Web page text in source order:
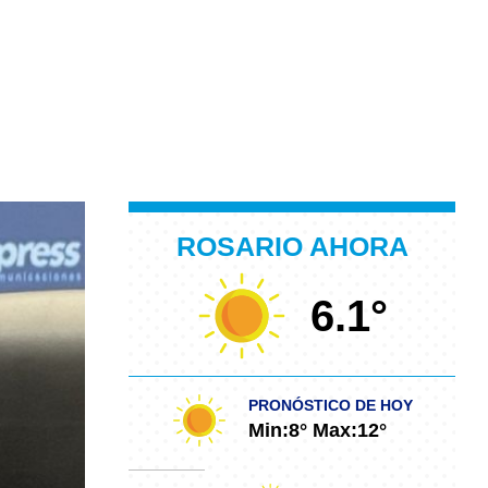
ROSARIO AHORA
6.1°
PRONÓSTICO DE HOY
Min:8° Max:12°